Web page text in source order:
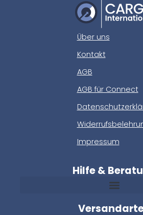
Über uns
Kontakt
AGB
AGB für Connect
Impressum
Hilfe &